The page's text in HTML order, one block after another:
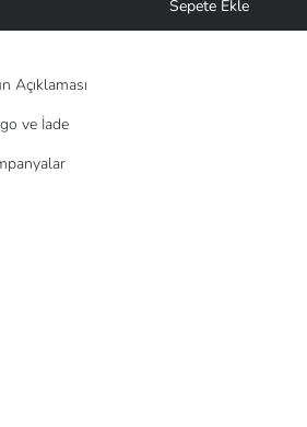
Sepete Ekle
Açıklaması
ve İade